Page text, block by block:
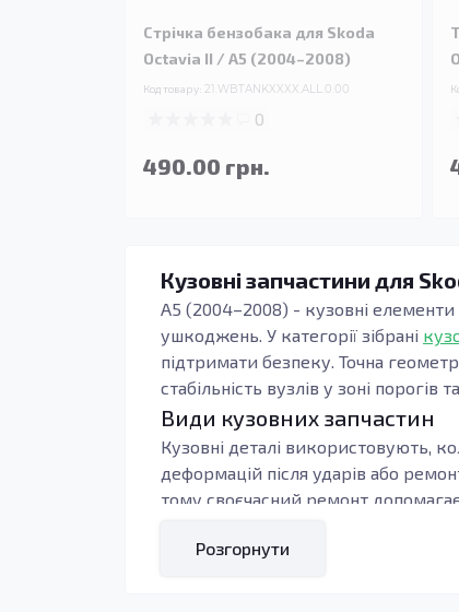
Стрічка бензобака для Skoda
Octavia II / A5 (2004–2008)
Код товару: 21.WBTANKXXXX.ALL.0.00
0
490.00 грн.
Кузовні запчастини для
A5 (2004–2008) - кузовні елементи
ушкоджень. У категорії зібрані
підтримати безпеку. Точна
стабільність вузлів у зоні порогів
Види кузовних запчастин
Кузовні деталі використовують,
деформацій після ударів або
тому своєчасний ремонт
Під час підбору орієнтуються на
Розгорнути